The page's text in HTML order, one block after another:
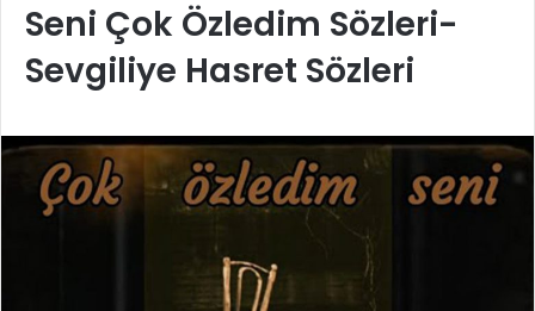
Seni Çok Özledim Sözleri-
Sevgiliye Hasret Sözleri